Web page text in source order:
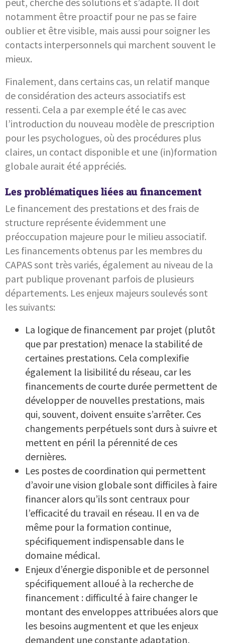
notamment être proactif pour ne pas se faire
oublier et être visible, mais aussi pour soigner les
contacts interpersonnels qui marchent souvent le
mieux.
Finalement, dans certains cas, un relatif manque
de considération des acteurs associatifs est
ressenti. Cela a par exemple été le cas avec
l’introduction du nouveau modèle de prescription
pour les psychologues, où des procédures plus
claires, un contact disponible et une (in)formation
globale aurait été appréciés.
Les problématiques liées au financement
Le financement des prestations et des frais de
structure représente évidemment une
préoccupation majeure pour le milieu associatif.
Les financements obtenus par les membres du
CAPAS sont très variés, également au niveau de la
part publique provenant parfois de plusieurs
départements. Les enjeux majeurs soulevés sont
les suivants:
La logique de financement par projet (plutôt
que par prestation) menace la stabilité de
certaines prestations. Cela complexifie
également la lisibilité du réseau, car les
financements de courte durée permettent de
développer de nouvelles prestations, mais
qui, souvent, doivent ensuite s’arrêter. Ces
changements perpétuels sont durs à suivre et
mettent en péril la pérennité de ces
dernières.
Les postes de coordination qui permettent
d’avoir une vision globale sont difficiles à faire
financer alors qu’ils sont centraux pour
l’efficacité du travail en réseau. Il en va de
même pour la formation continue,
spécifiquement indispensable dans le
domaine médical.
Enjeux d’énergie disponible et de personnel
spécifiquement alloué à la recherche de
financement : difficulté à faire changer le
montant des enveloppes attribuées alors que
les besoins augmentent et que les enjeux
demandent une constante adaptation,